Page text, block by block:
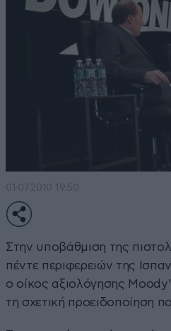
01·07·2010 19:50
Στην υποβάθμιση της
πέντε περιφερειών της
ο οίκος αξιολόγησης
τη σχετική προειδοποίηση